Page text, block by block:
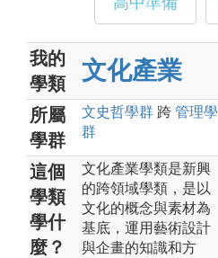
我的
學類
文化產業
所屬
學群
文史哲學群 跨 管理學
群
這個
學類
學什
麼？
文化產業學類是新興
的跨領域學類，是以
文化的概念與素材為
基底，運用藝術設計
與企畫的知識和方